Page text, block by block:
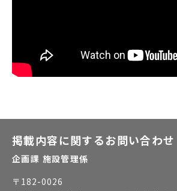
掲載内容に関するお問い合わせ
企画課 施設管理係
〒 182-0026